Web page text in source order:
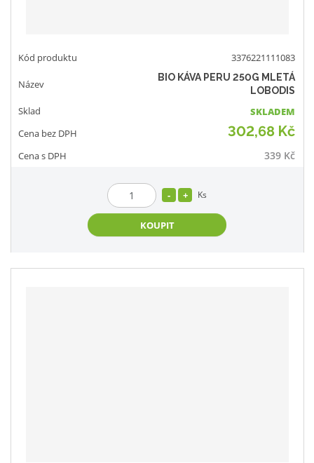
3376221111083
BIO KÁVA PERU 250G MLETÁ
LOBODIS
SKLADEM
302,68 Kč
339 Kč
Ks
KOUPIT